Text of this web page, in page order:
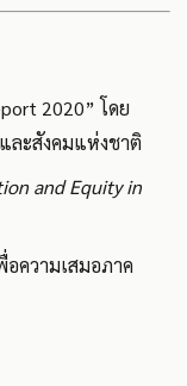
2020” โดย
ละสังคมแห่งชาติ
and Equity in
อความเสมอภาค